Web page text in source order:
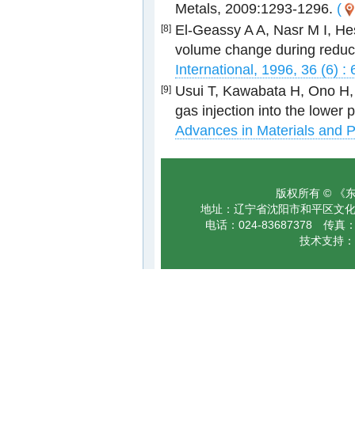
Metals, 2009:1293-1296. (
[8] El-Geassy A A, Nasr M I,
volume change during
International, 1996, 36 (6) :
[9] Usui T, Kawabata H, Ono
gas injection into the lower
Advances in Materials and